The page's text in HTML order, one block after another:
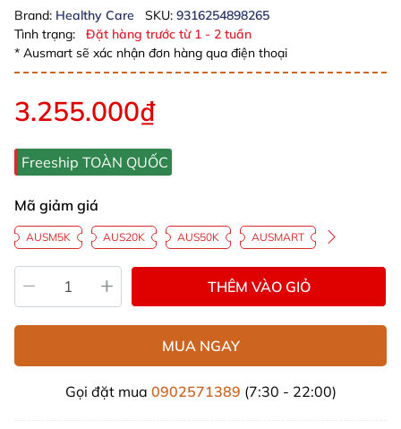
Brand: Healthy Care SKU: 9316254898265
Tình trạng:
Đặt hàng trước từ 1 - 2 tuần
* Ausmart sẽ xác nhận đơn hàng qua điện thoại
3.255.000₫
Freeship TOÀN QUỐC
Mã giảm giá
AUSM5K AUS20K AUS50K AUSMART
THÊM VÀO GIỎ
MUA NGAY
Gọi đặt mua 0902571389 (7:30 - 22:00)